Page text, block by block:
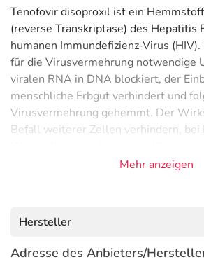
Tenofovir disoproxil ist ein
(reverse Transkriptase) des Hepatitis
humanen Immundefizienz-Virus
für die Virusvermehrung notwendige
viralen RNA in DNA blockiert, der
menschliche Erbgut verhindert und
Virusvermehrung gehemmt. Der
Befall weiterer Zellen verhindern, bei
Anwendungsgebiete
- Chronische Hepatitis-B-Virusinfektion
Gegenanzeigen
Mehr anzeigen
Hersteller
Adresse des Anbieters/